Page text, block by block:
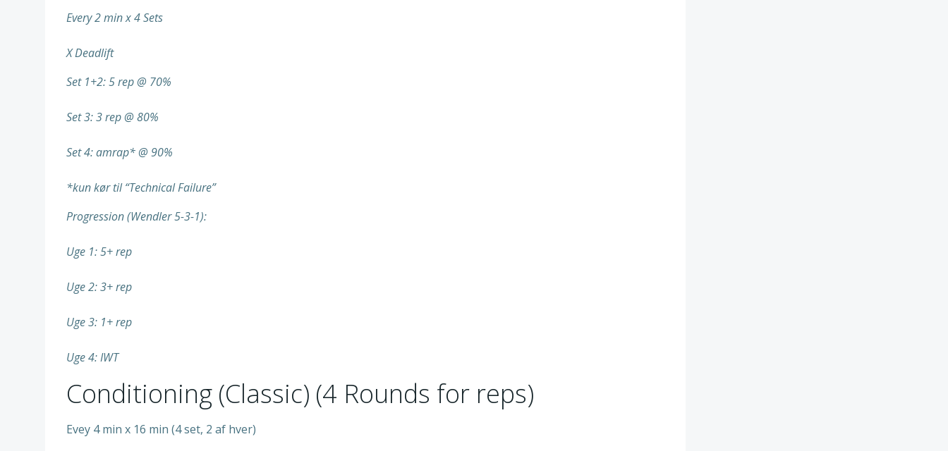
Every 2 min x 4 Sets
X Deadlift
Set 1+2: 5 rep @ 70%
Set 3: 3 rep @ 80%
Set 4: amrap* @ 90%
*kun kør til “Technical Failure”
Progression (Wendler 5-3-1):
Uge 1: 5+ rep
Uge 2: 3+ rep
Uge 3: 1+ rep
Uge 4: IWT
Conditioning (Classic) (4 Rounds for reps)
Evey 4 min x 16 min (4 set, 2 af hver)